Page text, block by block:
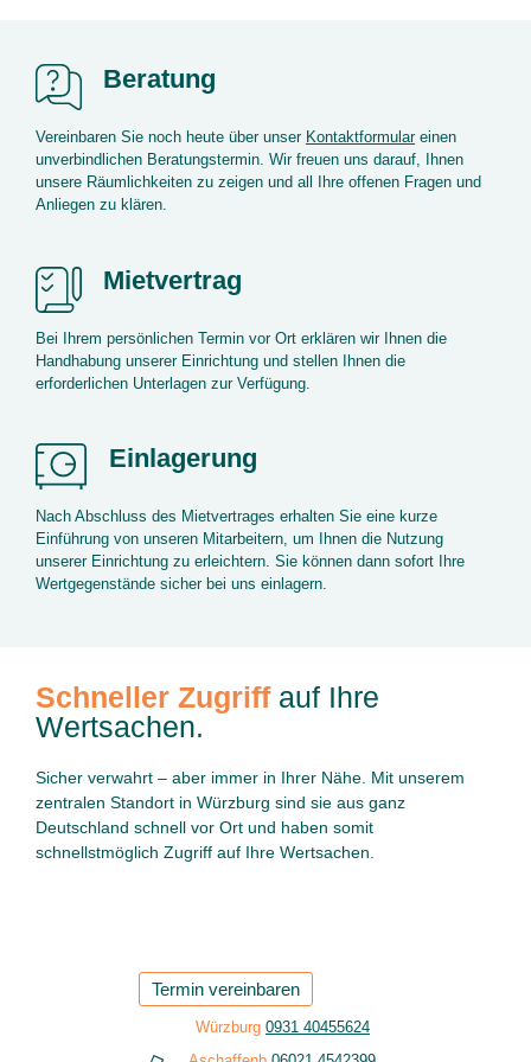
Beratung
Vereinbaren Sie noch heute über unser Kontaktformular einen
unverbindlichen Beratungstermin. Wir freuen uns darauf, Ihnen
unsere Räumlichkeiten zu zeigen und all Ihre offenen Fragen und
Anliegen zu klären.
Mietvertrag
Bei Ihrem persönlichen Termin vor Ort erklären wir Ihnen die
Handhabung unserer Einrichtung und stellen Ihnen die
erforderlichen Unterlagen zur Verfügung.
Einlagerung
Nach Abschluss des Mietvertrages erhalten Sie eine kurze
Einführung von unseren Mitarbeitern, um Ihnen die Nutzung
unserer Einrichtung zu erleichtern. Sie können dann sofort Ihre
Wertgegenstände sicher bei uns einlagern.
Schneller Zugriff auf Ihre
Wertsachen.
Sicher verwahrt – aber immer in Ihrer Nähe. Mit unserem
zentralen Standort in Würzburg sind sie aus ganz
Deutschland schnell vor Ort und haben somit
schnellstmöglich Zugriff auf Ihre Wertsachen.
Termin vereinbaren
Würzburg 0931 40455624